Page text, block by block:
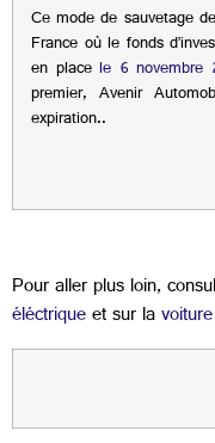
Ce mode de sauvetage
France où le fonds
en place le 6 novembre
premier, Avenir
expiration..
Pour aller plus loin,
éléctriqueet sur la